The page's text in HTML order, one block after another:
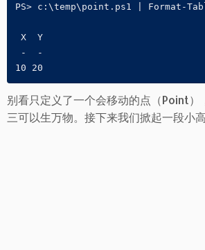
PS>
10 20
别看只定义了一个会移动的点（Point）
三可以生万物。接下来我们掀起一段小高